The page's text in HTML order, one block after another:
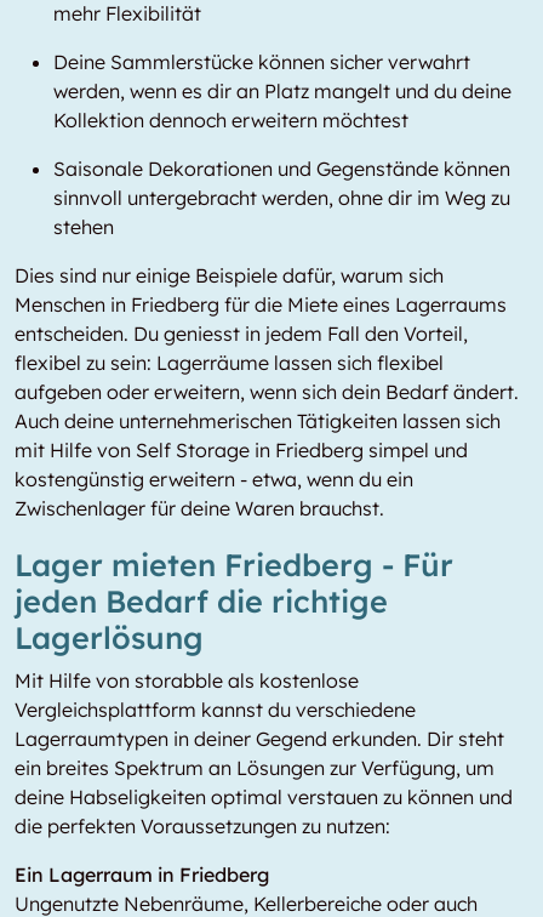
mehr Flexibilität
Deine Sammlerstücke können sicher verwahrt
werden, wenn es dir an Platz mangelt und du deine
Kollektion dennoch erweitern möchtest
Saisonale Dekorationen und Gegenstände können
sinnvoll untergebracht werden, ohne dir im Weg zu
stehen
Dies sind nur einige Beispiele dafür, warum sich
Menschen in Friedberg für die Miete eines Lagerraums
entscheiden. Du geniesst in jedem Fall den Vorteil,
flexibel zu sein: Lagerräume lassen sich flexibel
aufgeben oder erweitern, wenn sich dein Bedarf ändert.
Auch deine unternehmerischen Tätigkeiten lassen sich
mit Hilfe von Self Storage in Friedberg simpel und
kostengünstig erweitern - etwa, wenn du ein
Zwischenlager für deine Waren brauchst.
Lager mieten Friedberg - Für
jeden Bedarf die richtige
Lagerlösung
Mit Hilfe von storabble als kostenlose
Vergleichsplattform kannst du verschiedene
Lagerraumtypen in deiner Gegend erkunden. Dir steht
ein breites Spektrum an Lösungen zur Verfügung, um
deine Habseligkeiten optimal verstauen zu können und
die perfekten Voraussetzungen zu nutzen:
Ein Lagerraum in Friedberg
Ungenutzte Nebenräume, Kellerbereiche oder auch